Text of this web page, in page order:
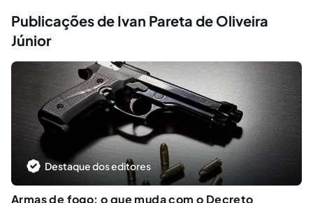
Publicações de Ivan Pareta de Oliveira
Júnior
Destaque dos editores
Armas de fogo: o que muda com o Decreto